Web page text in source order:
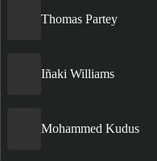
Thomas Partey
Iñaki Williams
Mohammed Kudus